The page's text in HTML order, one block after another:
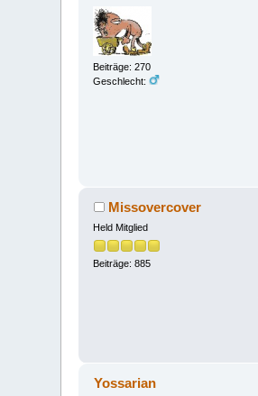
Beiträge: 270
Geschlecht:
Missovercover
Held Mitglied
Beiträge: 885
Yossarian